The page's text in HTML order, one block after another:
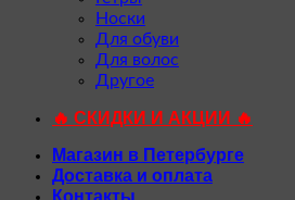
Носки
Для обуви
Для волос
Другое
🔥 СКИДКИ И АКЦИИ 🔥
Магазин в Петербурге
Доставка и оплата
Контакты